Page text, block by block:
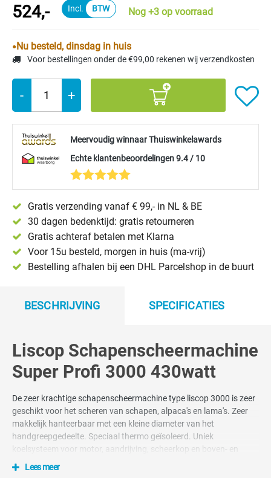
524,- Nog +3 op voorraad
Nu besteld, dinsdag in huis
Voor bestellingen onder de €99,00 rekenen wij verzendkosten
- +
Meervoudig winnaar Thuiswinkelawards
Echte klantenbeoordelingen 9.4 / 10
Gratis verzending vanaf € 99,- in NL & BE
30 dagen bedenktijd: gratis retourneren
Gratis achteraf betalen met Klarna
Voor 15u besteld, morgen in huis (ma-vrij)
Bestelling afhalen bij een DHL Parcelshop in de buurt
BESCHRIJVING SPECIFICATIES
Liscop Schapenscheermachine
Super Profi 3000 430watt
De zeer krachtige schapenscheermachine type liscop 3000 is zeer
geschikt voor het scheren van schapen, alpaca's en lama's. Zeer
makkelijk hanteerbaar met een kleine diameter van het
handgreepgedeelte. Speciaal thermo geïsoleerd. Uniek
koelsysteem voor motor, aandrijving, scheerkop en boven- en
ondermessen. Wordt geleverd met A5 messen.
Lees meer